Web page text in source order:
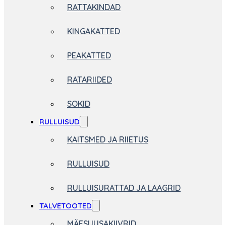
RATTAKINDAD
KINGAKATTED
PEAKATTED
RATARIIDED
SOKID
RULLUISUD
KAITSMED JA RIIETUS
RULLUISUD
RULLUISURATTAD JA LAAGRID
TALVETOOTED